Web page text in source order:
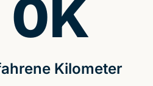
Kilometer
0K